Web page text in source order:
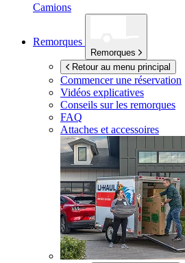
Camions
Remorques
Remorques
Retour au menu principal
Commencer une réservation
Vidéos explicatives
Conseils sur les remorques
FAQ
Attaches et accessoires